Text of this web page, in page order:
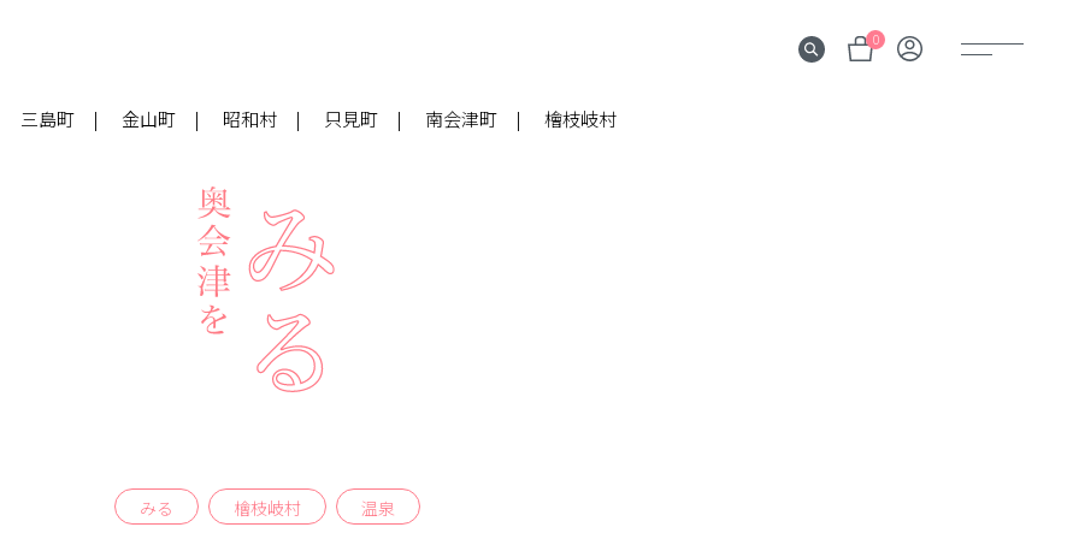
0
三島町 金山町 昭和村 只見町 南会津町 檜枝岐村
みる 檜枝岐村 温泉